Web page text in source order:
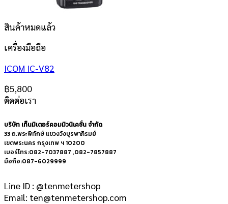
สินค้าหมดแล้ว
เครื่องมือถือ
ICOM IC-V82
฿5,800
ติดต่อเรา
บริษัท เท็นมิเตอร์คอมมิวนิเคชั่น จำกัด
33 ถ.พระพิทักษ์ แขวงวังบูรพาภิรมย์
เขตพระนคร กรุงเทพ ฯ 10200
เบอร์โทร:082-7037887 ,082-7857887
มือถือ:087-6029999
Line ID : @tenmetershop
Email: ten@tenmetershop.com